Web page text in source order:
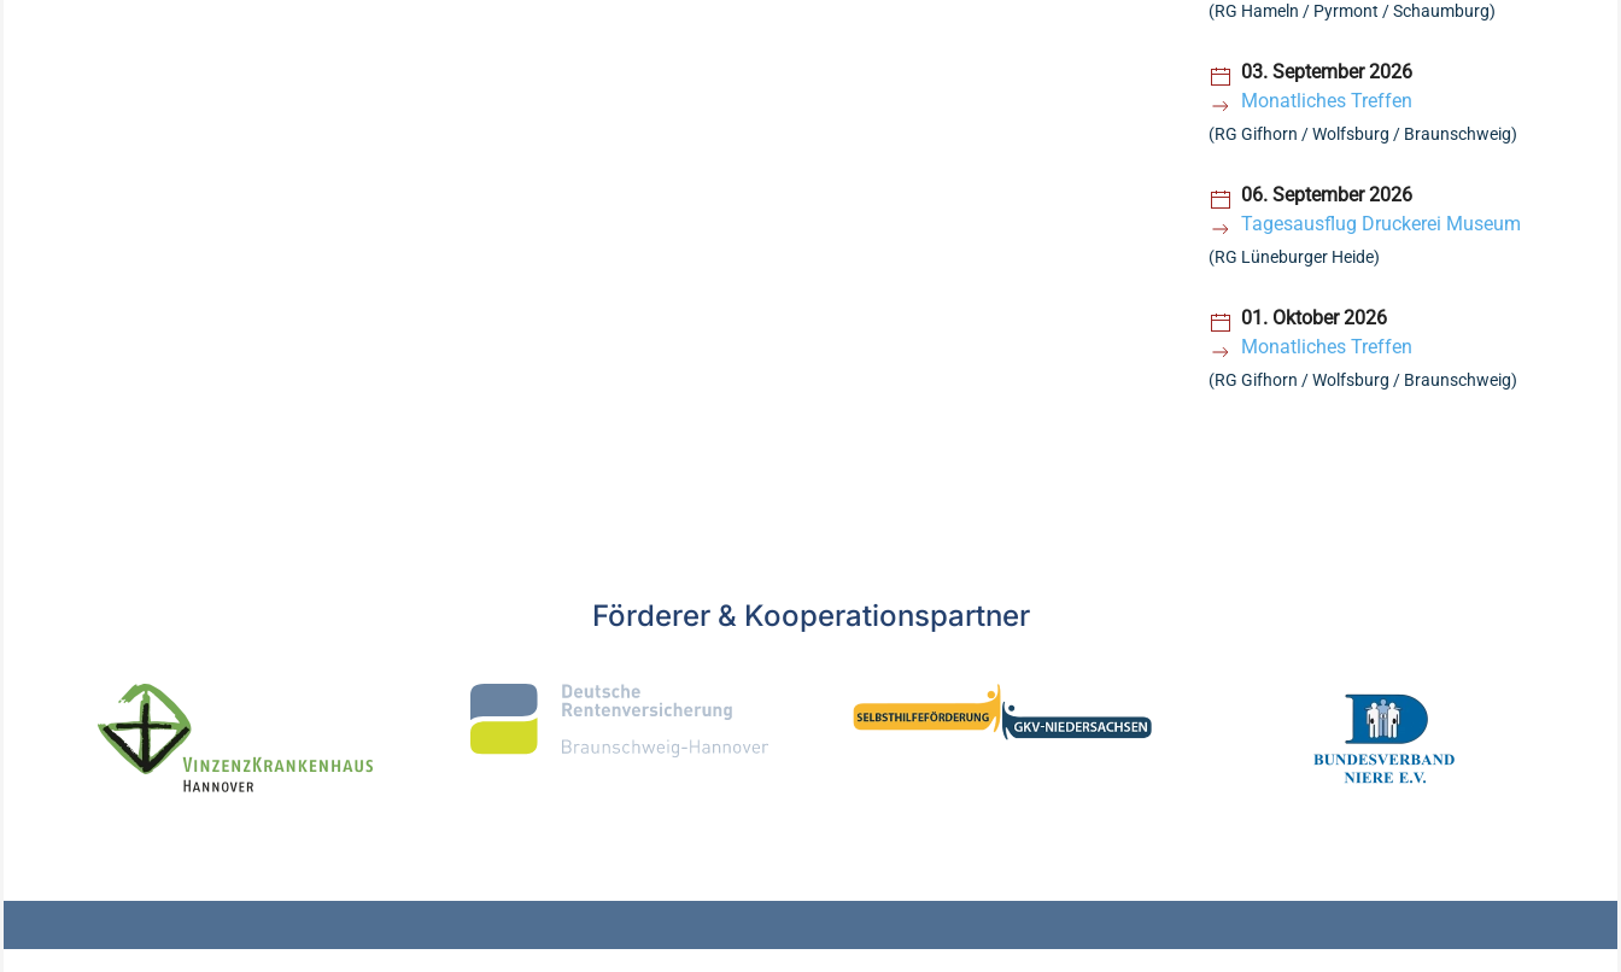
(RG Hameln / Pyrmont / Schaumburg)
03. September 2026
Monatliches Treffen
(RG Gifhorn / Wolfsburg / Braunschweig)
06. September 2026
Tagesausflug Druckerei Museum
(RG Lüneburger Heide)
01. Oktober 2026
Monatliches Treffen
(RG Gifhorn / Wolfsburg / Braunschweig)
Förderer & Kooperationspartner